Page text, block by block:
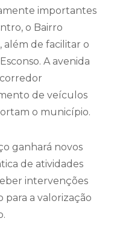
importantes
o Bairro
além de facilitar o
A avenida
de veículos
o município.
ganhará novos
de atividades
intervenções
para a valorização